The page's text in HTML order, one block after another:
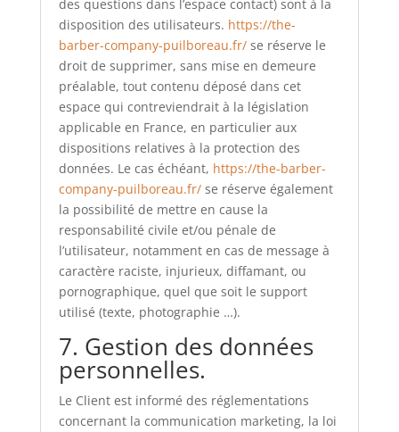
des questions dans l’espace contact) sont à la
disposition des utilisateurs. https://the-
barber-company-puilboreau.fr/se réserve le
droit de supprimer, sans mise en demeure
préalable, tout contenu déposé dans cet
espace qui contreviendrait à la législation
applicable en France, en particulier aux
dispositions relatives à la protection des
données. Le cas échéant, https://the-barber-
company-puilboreau.fr/se réserve également
la possibilité de mettre en cause la
responsabilité civile et/ou pénale de
l’utilisateur, notamment en cas de message à
caractère raciste, injurieux, diffamant, ou
pornographique, quel que soit le support
utilisé (texte, photographie …).
7. Gestion des données
personnelles.
Le Client est informé des réglementations
concernant la communication marketing, la loi